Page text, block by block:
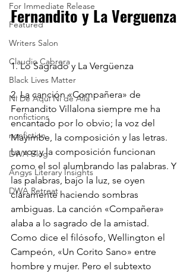
For Immediate Release
Featured
Writers Salon
Claudio Cabrera
Black Lives Matter
Ni De Aqui Ni de Alla
nonfictions
nonfiction
DWA Blog
Angys Literary Insights
DWA Retreat
Fernandito y La Verguenza
1. Lo Sagrado y La Vergüenza
2. La canción «Compañera» de
Fernandito Villalona siempre me ha
encantado por lo obvio; la voz del
Mayimbe, la composición y las letras.
La voz y la composición funcionan
como el sol alumbrando las palabras. Y
las palabras, bajo la luz, se oyen
claramente haciendo sombras
ambiguas. La canción «Compañera»
alaba a lo sagrado de la amistad.
Como dice el filósofo, Wellington el
Campeón, «Un Corito Sano» entre
hombre y mujer. Pero el subtexto